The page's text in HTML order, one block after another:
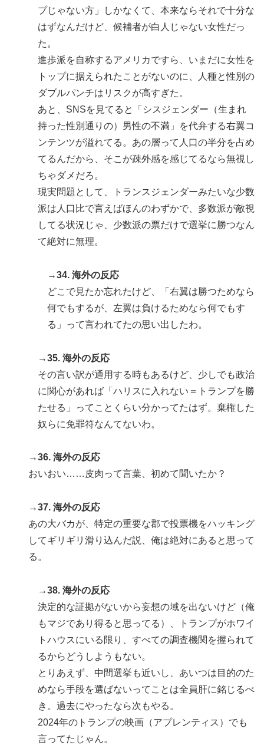
プじゃない方」しかなくて、本来ならそれで十分な
はずなんだけど、候補者が白人じゃない女性だっ
た。
進歩派を自称するアメリカですら、いまだに女性を
トップに据えられたことがないのに、人種と性別の
ダブルパンチはリスクが高すぎた。
あと、SNSを見てると「シスジェンダー（生まれ
持った性別通りの）男性の不満」を代弁する右翼コ
ンテンツが溢れてる。あの層って人口の半分を占め
てるんだから、そこが疎外感を感じてるなら無視し
ちゃダメだろ。
現実問題として、トランスジェンダーみたいな少数
派は人口比で言えばほんのわずかで、多数派が敵視
してる状況じゃ、少数派の票だけで選挙に勝つなん
て絶対に無理。
→34. 海外の反応
どこで見たか忘れたけど、「右翼は勝つためなら
何でもするが、左翼は負けるためなら何でもす
る」って言われてたの思い出したわ。
→35. 海外の反応
その言い訳が通用する時もあるけど、少しでも政治
に関心があれば「ハリスに入れない＝トランプを勝
たせる」ってことくらい分かってたはず。棄権した
奴らに免罪符なんてないわ。
→36. 海外の反応
おいおい……皮肉って言葉、初めて聞いたか？
→37. 海外の反応
あの大バカが、特定の重要な郡で投票機をハッキング
してギリギリ滑り込んだ説、俺は絶対にあると思って
る。
→38. 海外の反応
決定的な証拠がないから妄想の域を出ないけど（俺
もマジであり得ると思ってる）、トランプがホワイ
トハウスにいる限り、すべての調査機関を握られて
るからどうしようもない。
とりあえず、中間選挙も近いし、あいつは目的のた
めなら手段を選ばないってことは全員肝に銘じるべ
き。過去にやったなら次もやる。
2024年のトランプの映画（アプレンティス）でも
言ってたじゃん。